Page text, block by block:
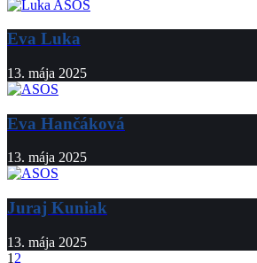
Eva Luka
13. mája 2025
Eva Hančáková
13. mája 2025
Juraj Kuniak
13. mája 2025
1 2